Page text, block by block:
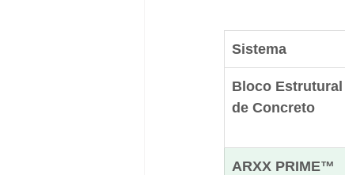
Sistema
Bloco Estrutural
de Concreto
ARXX PRIME™